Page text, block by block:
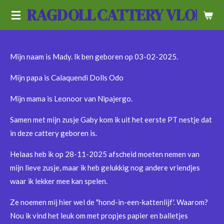
Ga
RAGDOLLCATTERY
Mijn naam is Mady. Ik ben geboren op 03-02-2025.
Mijn papa is Calaquendi Dolls Odo
Mijn mama is Leonoor van Nipajergo.
Samen met mijn zusje Gaby kom ik uit het eerste PT nestje dat
in deze cattery geboren is.
Helaas heb ik op 28-11-2025 afscheid moeten nemen van
mijn lieve zusje, maar ik heb gelukkig nog andere vriendjes
waar ik lekker mee kan spelen.
Ze noemen mij hier wel de "hond-in-een-kattenlijf'. Waarom?
Nou ik vind het leuk om met propjes papier en balletjes